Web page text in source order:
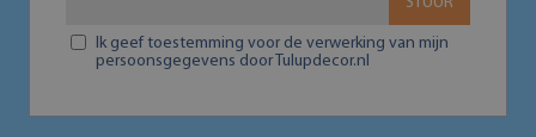
Ik geef toestemming voor de verwerking van mijn
persoonsgegevens door Tulupdecor.nl